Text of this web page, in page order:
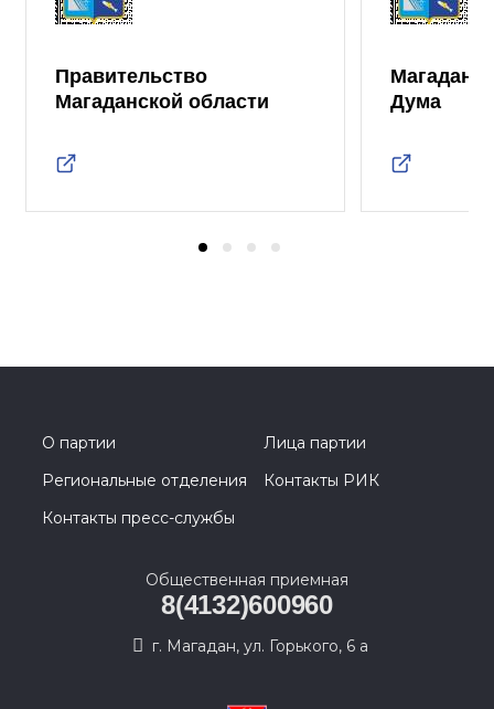
Правительство
Магаданской области
Дума
О партии
Лица партии
Региональные отделения
Контакты РИК
Контакты пресс-службы
Общественная приемная
8(4132)600960
г. Магадан, ул. Горького, 6 а